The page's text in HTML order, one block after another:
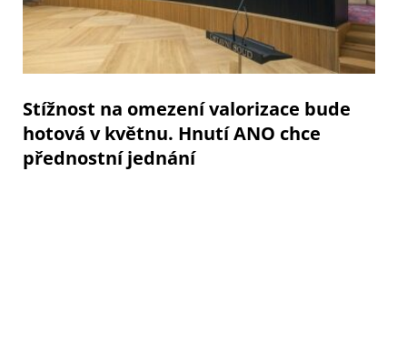
Stížnost na omezení valorizace bude
hotová v květnu. Hnutí ANO chce
přednostní jednání